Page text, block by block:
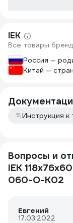
IEK
Все товары
Россия —
Китай —
Инструкция к
Вопросы и
IEK
060-O-K02
Евгений
17.03.2022